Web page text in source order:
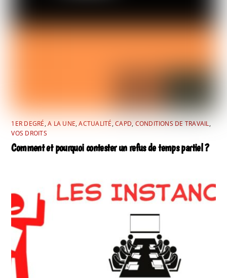
1ER DEGRÉ,A LA UNE,ACTUALITÉ,CAPD,CONDITIONS DE TRAVAIL,
VOS DROITS
Comment et pourquoi contester un refus de temps partiel ?